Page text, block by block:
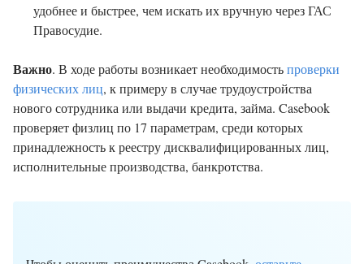
удобнее и быстрее, чем искать их вручную через ГАС
Правосудие.
Важно. В ходе работы возникает необходимостьпроверки
физических лиц, к примеру в случае трудоустройства
нового сотрудника или выдачи кредита, займа. Casebook
проверяет физлиц по 17 параметрам, среди которых
принадлежность к реестру дисквалифицированных лиц,
исполнительные производства, банкротства.